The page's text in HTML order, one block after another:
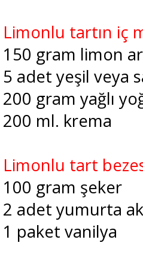
Limonlu tartın iç
150 gram limon
5 adet yeşil veya
200 gram yağlı
200 ml. krema
Limonlu tart
100 gram şeker
2 adet yumurta
1 paket vanilya